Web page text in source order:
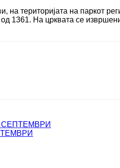
на територијата на паркот
1361. На црквата се